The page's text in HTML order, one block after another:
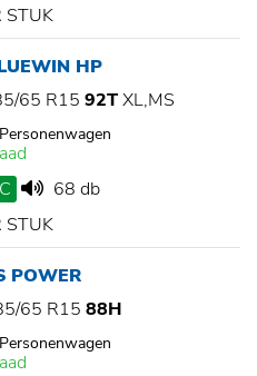
STUK
HP
65 R15 92TXL,MS
C
68 db
STUK
POWER
65 R15 88H